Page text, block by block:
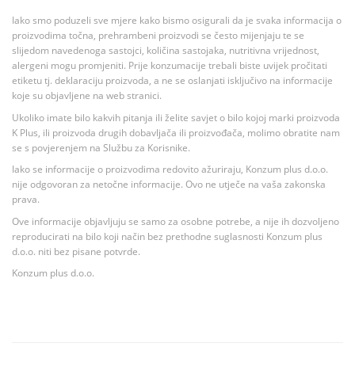
Iako smo poduzeli sve mjere kako bismo osigurali da je svaka informacija o
proizvodima točna, prehrambeni proizvodi se često mijenjaju te se
slijedom navedenoga sastojci, količina sastojaka, nutritivna vrijednost,
alergeni mogu promjeniti. Prije konzumacije trebali biste uvijek pročitati
etiketu tj. deklaraciju proizvoda, a ne se oslanjati isključivo na informacije
koje su objavljene na web stranici.
Ukoliko imate bilo kakvih pitanja ili želite savjet o bilo kojoj marki proizvoda
K Plus, ili proizvoda drugih dobavljača ili proizvođača, molimo obratite nam
se s povjerenjem na Službu za Korisnike.
Iako se informacije o proizvodima redovito ažuriraju, Konzum plus d.o.o.
nije odgovoran za netočne informacije. Ovo ne utječe na vaša zakonska
prava.
Ove informacije objavljuju se samo za osobne potrebe, a nije ih dozvoljeno
reproducirati na bilo koji način bez prethodne suglasnosti Konzum plus
d.o.o. niti bez pisane potvrde.
Konzum plus d.o.o.